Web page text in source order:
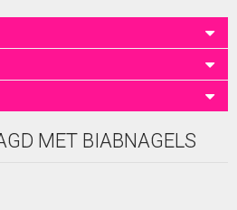
MET BIABNAGELS